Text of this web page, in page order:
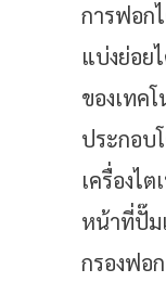
การฟอก
แบ่งย่อย
ของเทค
ประกอบ
เครื่องไ
หน้าที่ปั๊ม
กรองฟอ